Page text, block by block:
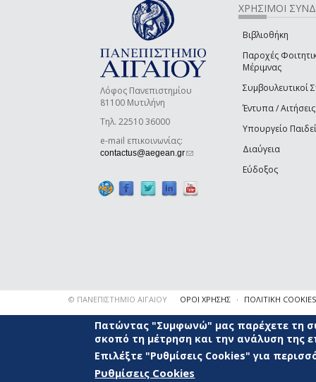
Λόφος Πανεπιστημίου
81100 Μυτιλήνη
Τηλ. 22510 36000
e-mail επικοινωνίας:
contactus@aegean.gr(link sends e-mail)
ΧΡΗΣΙΜΟΙ
Βιβλιοθήκη
Παροχές
Μέριμνας
Συμβουλευτικοί
Έντυπα / Αιτήσεις
Υπουργείο
Διαύγεια
Εύδοξος
© ΠΑΝΕΠΙΣΤΗΜΙΟ ΑΙΓΑΙΟΥ ΟΡΟΙ ΧΡΗΣΗΣ ΠΟΛΙΤΙΚΗ COOKIES
Πατώντας "Συμφωνώ" μας παρέχετε τη
σκοπό τη μέτρηση και την ανάλυση της
Επιλέξτε "Ρυθμίσεις Cookies" για
Ρυθμίσεις Cookies